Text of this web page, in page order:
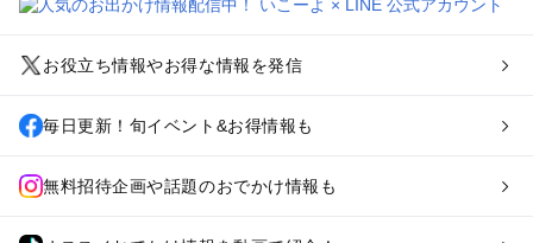
お役立ち情報やお得な情報を発信
毎日更新！旬イベント&お得情報も
無料招待企画や話題のおでかけ情報も